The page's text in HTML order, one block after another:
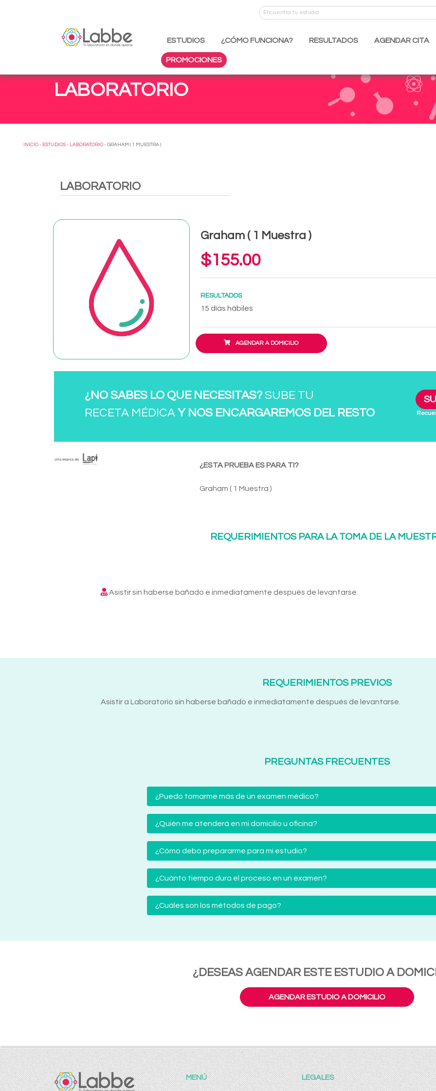
ESTUDIOS ¿CÓMO FUNCIONA? RESULTADOS AGENDAR CITA
PROMOCIONES
LABORATORIO
INICIO - ESTUDIOS - LABORATORIO - GRAHAM ( 1 MUESTRA )
LABORATORIO
Graham ( 1 Muestra )
$155.00
RESULTADOS
15 días hábiles
AGENDAR A DOMICILIO
¿NO SABES LO QUE NECESITAS? SUBE TU
RECETA MÉDICA Y NOS ENCARGAREMOS DEL RESTO
¿ESTA PRUEBA ES PARA TI?
Graham ( 1 Muestra )
REQUERIMIENTOS PARA LA TOMA DE LA
Asistir sin haberse bañado e inmediatamente después de levantarse.
REQUERIMIENTOS PREVIOS
Asistir a Laboratorio sin haberse bañado e inmediatamente después de levantarse.
PREGUNTAS FRECUENTES
¿Puedo tomarme más de un examen médico?
¿Quién me atenderá en mi domicilio u oficina?
¿Cómo debo prepararme para mi estudio?
¿Cuánto tiempo dura el proceso en un examen?
¿Cuáles son los métodos de pago?
¿DESEAS AGENDAR ESTE ESTUDIO A
AGENDAR ESTUDIO A DOMICILIO
MENÚ LEGALES